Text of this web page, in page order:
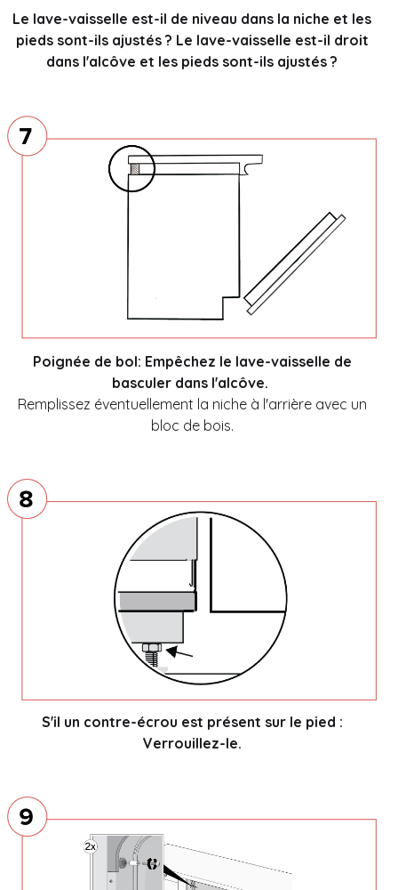
Le lave-vaisselle est-il de niveau dans la niche et les
pieds sont-ils ajustés ? Le lave-vaisselle est-il droit
dans l'alcôve et les pieds sont-ils ajustés ?
Poignée de bol: Empêchez le lave-vaisselle de
basculer dans l'alcôve.
Remplissez éventuellement la niche à l'arrière avec un
bloc de bois.
S'il un contre-écrou est présent sur le pied :
Verrouillez-le.